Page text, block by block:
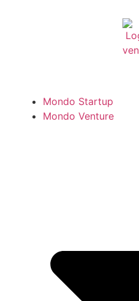
Mondo Startup
Mondo Venture